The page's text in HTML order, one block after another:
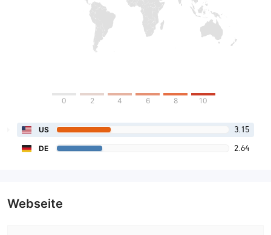
0 2 4 6 8 10
US 3.15
DE 2.64
Webseite